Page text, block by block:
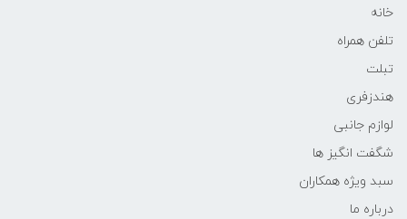
خانه
تلفن همراه
تبلت
هندزفری
لوازم جانبی
شگفت انگیز ها
سبد ویژه همکاران
درباره ما